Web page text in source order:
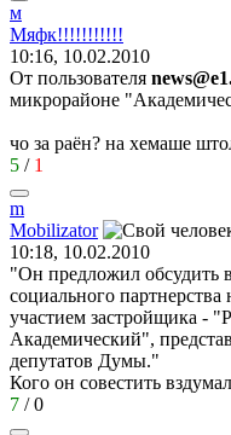
м
Мяфк!!!!!!!!!!!
10:16, 10.02.2010
От пользователя
микрорайоне
чо за раён? на хемаше
5 / 1
m
Mobilizator
10:18, 10.02.2010
"Он предложил обсудить
социального
участием застройщика -
Академический",
депутатов Думы."
Кого он совестить
7 /0